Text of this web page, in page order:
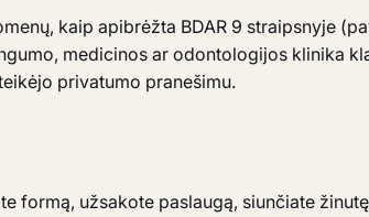
kaip apibrėžta BDAR 9 straipsnyje
medicinos ar odontologijos klinika
privatumo pranešimu.
formą, užsakote paslaugą, siunčiate